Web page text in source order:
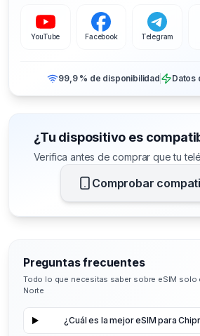
YouTube Facebook Telegram
99,9 % de disponibilidad Datos
¿Tu dispositivo es
Verifica antes de comprar que tu
Comprobar
Preguntas frecuentes
Todo lo que necesitas saber sobre eSIM solo
Norte
¿Cuál es la mejor eSIM para